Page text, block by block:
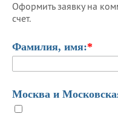
Оформить заявку на
счет.
Фамилия, имя:*
Москва и